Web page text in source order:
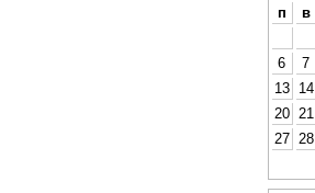
п
в
6
7
13
14
20
21
27
28